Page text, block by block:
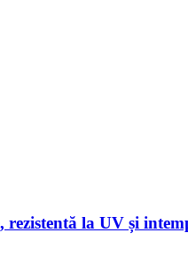
rezistentă la UV și